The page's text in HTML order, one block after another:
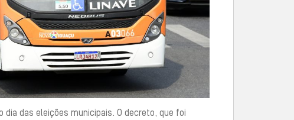
das eleições municipais. O decreto, que foi